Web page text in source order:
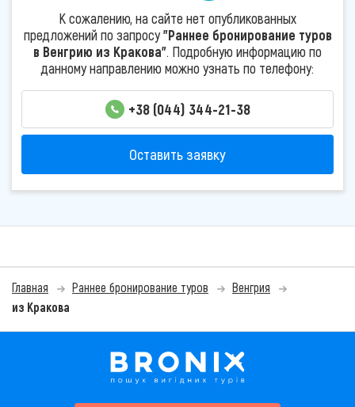
К сожалению, на сайте нет опубликованных
предложений по запросу"Раннее бронирование туров
в Венгрию из Кракова". Подробную информацию по
данному направлению можно узнать по телефону:
+38 (044) 344-21-38
Оставить заявку
Главная Раннее бронирование туров
Венгрия
из Кракова